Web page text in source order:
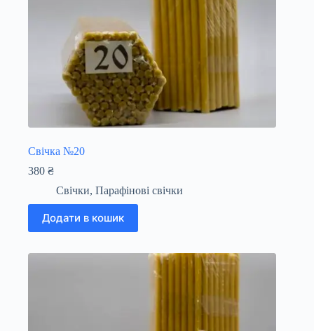
Свічка №20
380 ₴
Свічки, Парафінові свічки
Додати в кошик